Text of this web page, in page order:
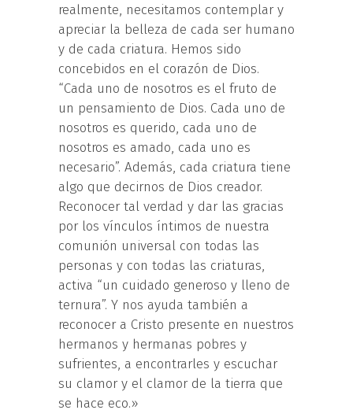
realmente, necesitamos contemplar y
apreciar la belleza de cada ser humano
y de cada criatura. Hemos sido
concebidos en el corazón de Dios.
“Cada uno de nosotros es el fruto de
un pensamiento de Dios. Cada uno de
nosotros es querido, cada uno de
nosotros es amado, cada uno es
necesario”. Además, cada criatura tiene
algo que decirnos de Dios creador.
Reconocer tal verdad y dar las gracias
por los vínculos íntimos de nuestra
comunión universal con todas las
personas y con todas las criaturas,
activa “un cuidado generoso y lleno de
ternura”. Y nos ayuda también a
reconocer a Cristo presente en nuestros
hermanos y hermanas pobres y
sufrientes, a encontrarles y escuchar
su clamor y el clamor de la tierra que
se hace eco.»